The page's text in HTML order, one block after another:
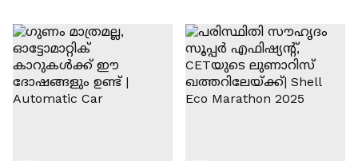
ഓട്ടോമാറ്റിക്ക്
എസ്‍യുവികൾ